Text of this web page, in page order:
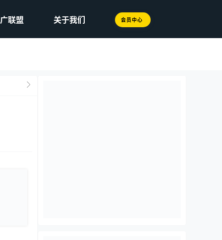
联盟 关于我们 会员中心